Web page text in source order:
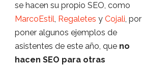
se hacen su propio SEO, como
MarcoEstil, Regaletes y Cojali, por
poner algunos ejemplos de
asistentes de este año, que no
hacen SEO para otras